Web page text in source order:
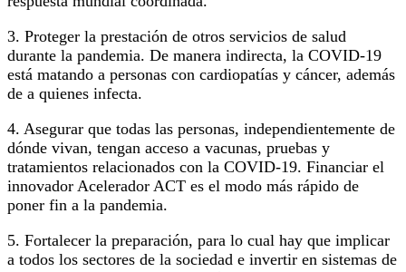
3. Proteger la prestación de otros servicios de salud
durante la pandemia. De manera indirecta, la COVID-19
está matando a personas con cardiopatías y cáncer, además
de a quienes infecta.
4. Asegurar que todas las personas, independientemente de
dónde vivan, tengan acceso a vacunas, pruebas y
tratamientos relacionados con la COVID-19. Financiar el
innovador Acelerador ACT es el modo más rápido de
poner fin a la pandemia.
5. Fortalecer la preparación, para lo cual hay que implicar
a todos los sectores de la sociedad e invertir en sistemas de